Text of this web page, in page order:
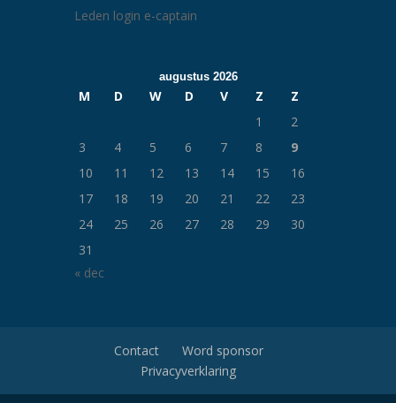
Leden login e-captain
augustus 2026
M D W D V Z
Z
1
2
3
4 5 6 7 8
9
10
11 12 13 14 15
16
17
18 19 20 21 22
23
24
25 26 27 28 29
30
31
« dec
Contact
Word sponsor
Privacyverklaring